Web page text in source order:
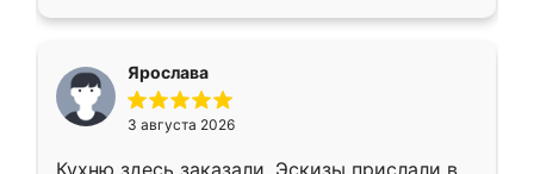
Ярослава
3 августа 2026
Кухню здесь заказали. Эскизы прислали в